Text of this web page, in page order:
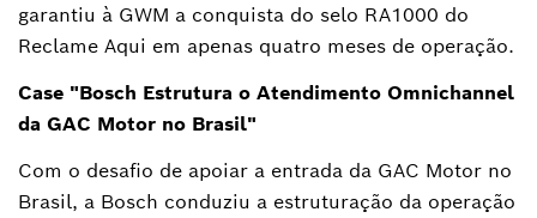
garantiu à GWM a conquista do selo RA1000 do
Reclame Aqui em apenas quatro meses de operação.
Case "Bosch Estrutura o Atendimento Omnichannel
da GAC Motor no Brasil"
Com o desafio de apoiar a entrada da GAC Motor no
Brasil, a Bosch conduziu a estruturação da operação